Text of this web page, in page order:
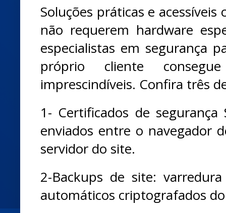
Soluções práticas e
não requerem hardware
especialistas em segurança
próprio cliente
imprescindíveis. Confira três
1- Certificados de
enviados entre o navegador
servidor do site.
2-Backups de site:
automáticos criptografados